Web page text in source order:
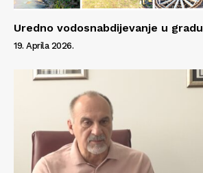
Uredno vodosnabdijevanje u gradu
19. Aprila 2026.